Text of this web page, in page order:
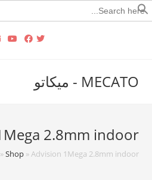
Search
for:
MECATO - ميكاتو
2.8mm indoor
Shop»Advision 1Mega 2.8mm indoor